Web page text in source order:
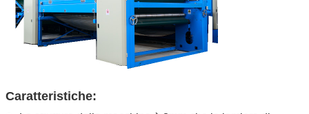
Caratteristiche: